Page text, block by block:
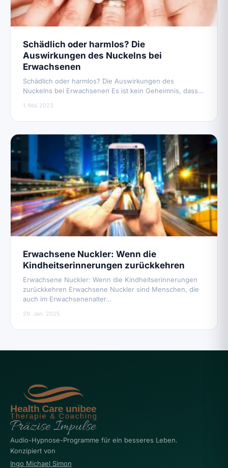
Schädlich oder harmlos? Die
Auswirkungen des Nuckelns bei
Erwachsenen
Schädlich oder harmlos? Die Auswirkungen des
Nuckelns bei Erwachsenen Es ist kein Geheimnis, dass…
1. Mai 2023
Erwachsene Nuckler: Wenn die
Kindheitserinnerungen zurückkehren
Erwachsene Nuckler: Wenn die Kindheitserinnerungen
zurückkehren Erwachsene Nuckler sind Menschen, die
auch im Erwachsenenalter…
29. Jan. 2025
Audio-Hypnose-Programme für ein besseres Leben.
Konzipiert von
Ingo Michael Simon